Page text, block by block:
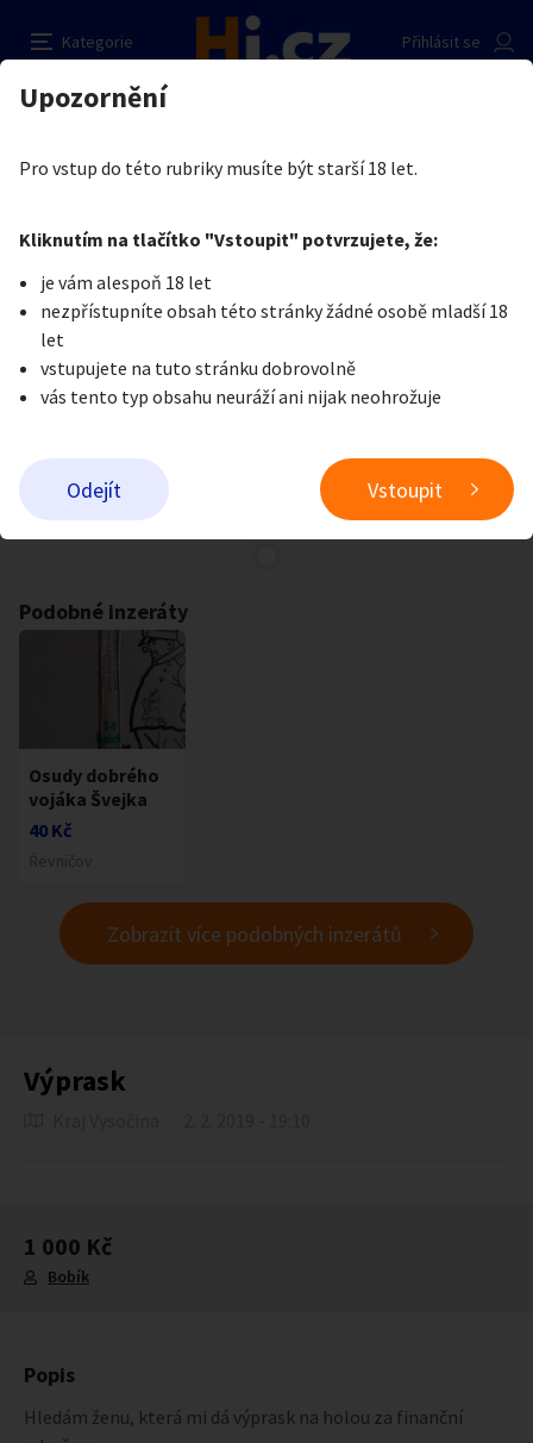
Kategorie
Přihlásit se
Auto-moto
Reality a bydlení Seznamka
Zvířata
Stroje a nářadí PC a elektro Sport a hobby
Sběratelství
Přidat inzerát
Erotika
Je nám líto, ale tenhle inzerát již není aktuální.
Podobné inzeráty
Osudy dobrého
vojáka Švejka
40 Kč
Zobrazit více podobných inzerátů
Výprask
1 000 Kč
Bobík
Popis
Hledám ženu, která mi dá výprask na holou za finanční
Výprask
Kupující
Pošlete uživateli zprávu
Nahlásit inzerát
Upozornění
Pro vstup do této rubriky musíte být starší 18 let.
Kliknutím na tlačítko "Vstoupit" potvrzujete, že:
je vám alespoň 18 let
nezpřístupníte obsah této stránky žádné osobě mladší 18
let
vstupujete na tuto stránku dobrovolně
vás tento typ obsahu neuráží ani nijak neohrožuje
Odejít Vstoupit